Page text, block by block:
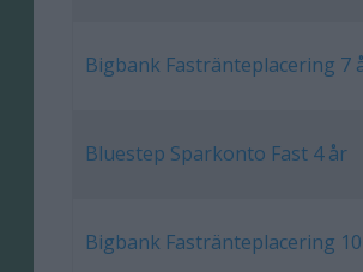
Bigbank Fastränteplacering 7
Bluestep Sparkonto Fast 4 år
Bigbank Fastränteplacering